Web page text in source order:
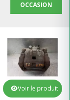
OCCASION
Voir le produit